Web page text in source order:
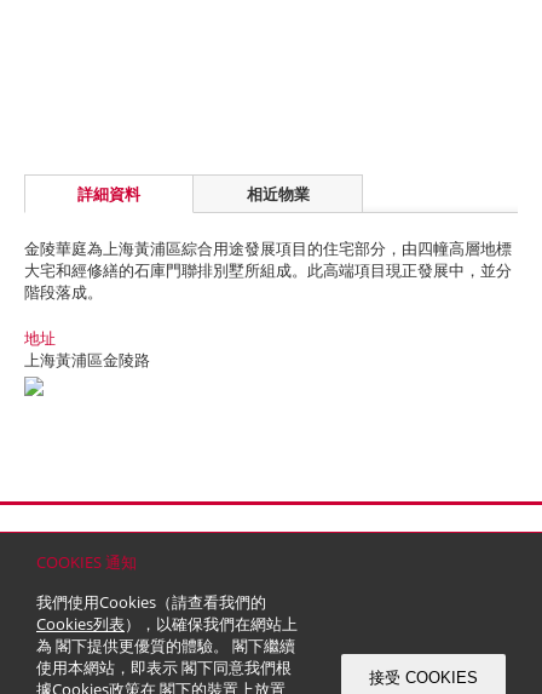
COOKIES 通知
我們使用Cookies（請查看我們的
Cookies列表），以確保我們在網站上
為 閣下提供更優質的體驗。 閣下繼續
使用本網站，即表示 閣下同意我們根
據Cookies政策在 閣下的裝置上放置
接受 COOKIES
詳細資料 相近物業
金陵華庭為上海黃浦區綜合用途發展項目的住宅部分，由四幢高層地標
大宅和經修繕的石庫門聯排別墅所組成。此高端項目現正發展中，並分
階段落成。
地址
上海黃浦區金陵路
© 2026 嘉里建設有限公司 (於百慕達註冊成立之有限公司)